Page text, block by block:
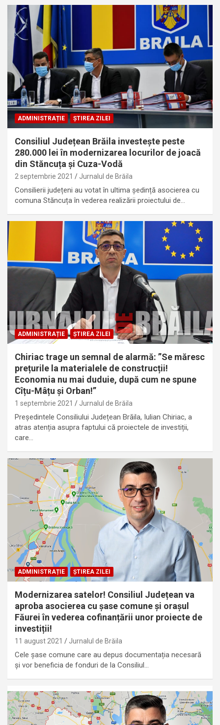
ADMINISTRAȚIE ȘTIREA ZILEI
Consiliul Județean Brăila investește peste
280.000 lei în modernizarea locurilor de joacă
din Stăncuța și Cuza-Vodă
2 septembrie 2021 Jurnalul de Brăila
Consilierii județeni au votat în ultima ședință asocierea cu
comuna Stăncuța în vederea realizării proiectului de…
ADMINISTRAȚIE ȘTIREA ZILEI
Chiriac trage un semnal de alarmă: ”Se măresc
prețurile la materialele de construcții!
Economia nu mai duduie, după cum ne spune
Cîțu-Mâțu și Orban!”
1 septembrie 2021 Jurnalul de Brăila
Președintele Consiliului Județean Brăila, Iulian Chiriac, a
atras atenția asupra faptului că proiectele de investiții,
care…
ADMINISTRAȚIE ȘTIREA ZILEI
Modernizarea satelor! Consiliul Județean va
aproba asocierea cu șase comune și orașul
Făurei în vederea cofinanțării unor proiecte de
investiții!
11 august 2021 Jurnalul de Brăila
Cele șase comune care au depus documentația necesară
și vor beneficia de fonduri de la Consiliul…